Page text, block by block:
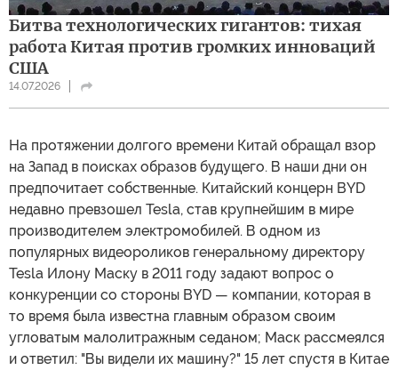
Битва технологических гигантов: тихая
работа Китая против громких инноваций
США
14.07.2026
На протяжении долгого времени Китай обращал взор
на Запад в поисках образов будущего. В наши дни он
предпочитает собственные. Китайский концерн BYD
недавно превзошел Tesla, став крупнейшим в мире
производителем электромобилей. В одном из
популярных видеороликов генеральному директору
Tesla Илону Маску в 2011 году задают вопрос о
конкуренции со стороны BYD — компании, которая в
то время была известна главным образом своим
угловатым малолитражным седаном; Маск рассмеялся
и ответил: "Вы видели их машину?" 15 лет спустя в Китае